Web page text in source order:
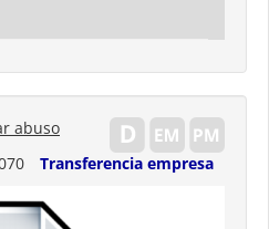
Transferencia empresa
abuso